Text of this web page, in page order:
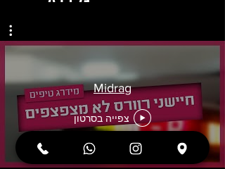
Midrag
צפייה בסרטון